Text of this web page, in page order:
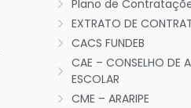
Plano de
EXTRATO DE
CACS FUNDEB
CAE – CONSELHO DE
ESCOLAR
CME – ARARIPE